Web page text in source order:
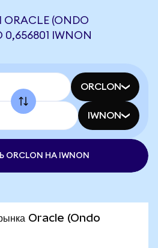
(ONDO
IWNON
ORCLON
IWNON
НА IWNON
Oracle (Ondo